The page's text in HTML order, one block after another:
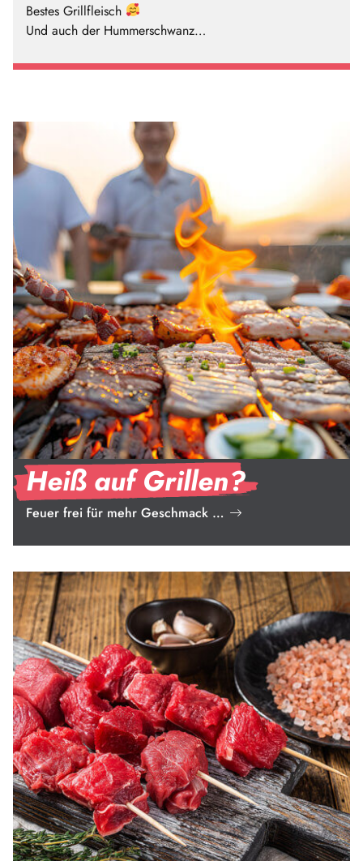
Bestes Grillfleisch
Und auch der Hummerschwanz…
Heiß auf Grillen?
Feuer frei für mehr Geschmack …